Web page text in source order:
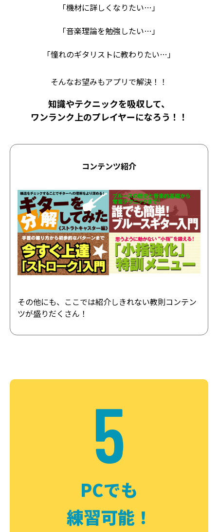
「機材に詳しくなりたい…」
「音楽理論を勉強したい…」
「憧れのギタリストに教わりたい…」
そんなお望みもアプリで解決！！
知識やテクニックを吸収して、
ワンランク上のプレイヤーになろう！！
コンテンツ紹介
その他にも、ここでは紹介しきれない教則コンテン
ツが盛りだくさん！
5
PCでも
練習可能！